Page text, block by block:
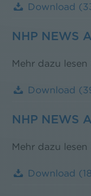
Download
NHP NEWS
Mehr dazu lesen
Download
NHP NEWS
Mehr dazu lesen
Download